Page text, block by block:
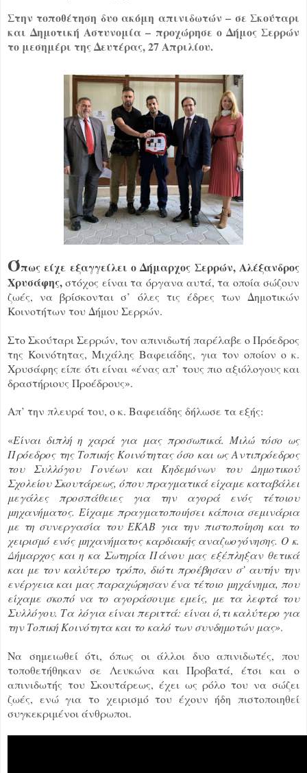
Στην τοποθέτηση δυο ακόμη απινιδωτών – σε Σκούταρι
και Δημοτική Αστυνομία – προχώρησε ο Δήμος Σερρών
το μεσημέρι της Δευτέρας, 27 Απριλίου.
Όπως είχε εξαγγείλει ο Δήμαρχος Σερρών, Αλέξανδρος
Χρυσάφης,στόχος είναι τα όργανα αυτά, τα οποία σώζουν
ζωές, να βρίσκονται σ’ όλες τις έδρες των Δημοτικών
Κοινοτήτων του Δήμου Σερρών.
Στο Σκούταρι Σερρών, τον απινιδωτή παρέλαβε ο Πρόεδρος
της Κοινότητας, Μιχάλης Βαφειάδης, για τον οποίον ο κ.
Χρυσάφης είπε ότι είναι «ένας απ’ τους πιο αξιόλογους και
δραστήριους Προέδρους».
Απ’ την πλευρά του, ο κ. Βαφειάδης δήλωσε τα εξής:
«Είναι διπλή η χαρά για μας προσωπικά. Μιλώ τόσο ως
Πρόεδρος της Τοπικής Κοινότητας όσο και ως Αντιπρόεδρος
του Συλλόγου Γονέων και Κηδεμόνων του Δημοτικού
Σχολείου Σκουτάρεως, όπου πραγματικά είχαμε καταβάλει
μεγάλες προσπάθειες για την αγορά ενός τέτοιου
μηχανήματος. Είχαμε πραγματοποιήσει κάποια σεμινάρια
με τη συνεργασία του ΕΚΑΒ για την πιστοποίηση και το
χειρισμό ενός μηχανήματος καρδιακής αναζωογόνησης. Ο κ.
Δήμαρχος και η κα Σωτηρία Πάνου μας εξέπληξαν θετικά
και με τον καλύτερο τρόπο, διότι προέβησαν σ’ αυτήν την
ενέργεια και μας παραχώρησαν ένα τέτοιο μηχάνημα, που
είχαμε σκοπό να το αγοράσουμε εμείς, με τα λεφτά του
Συλλόγου. Τα λόγια είναι περιττά: είναι ό,τι καλύτερο για
την Τοπική Κοινότητα και το καλό των συνδημοτών μας».
Να σημειωθεί ότι, όπως οι άλλοι δυο απινιδωτές, που
τοποθετήθηκαν σε Λευκώνα και Προβατά, έτσι και ο
απινιδωτής του Σκουτάρεως, έχει ως ρόλο του να σώζει
ζωές, ενώ για το χειρισμό του έχουν ήδη πιστοποιηθεί
συγκεκριμένοι άνθρωποι.